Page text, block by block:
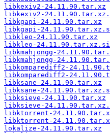
libkexiv2-24.11.90.tar.xz
libkexiv2-
libkgapi-24.11.90.tar.xz
libkgapi-
libkleo-24.11.90.tar.xz
libkleo-
libkmahjongg-
libkmahjongg-
libkomparediff2-
libkomparediff2-
libksane-24.11.90.tar.xz
libksane-
libksieve-24.11.90.tar.xz
libksieve-
libktorrent-
libktorrent-
lokalize-24.11.90.tar.xz